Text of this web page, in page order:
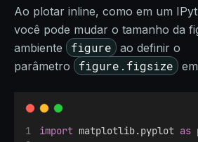
Ao plotar inline, como em um
você pode mudar o tamanho da
ambiente
figure
ao definir o
parâmetro
figure.figsize em
import matplotlib.pyplot as